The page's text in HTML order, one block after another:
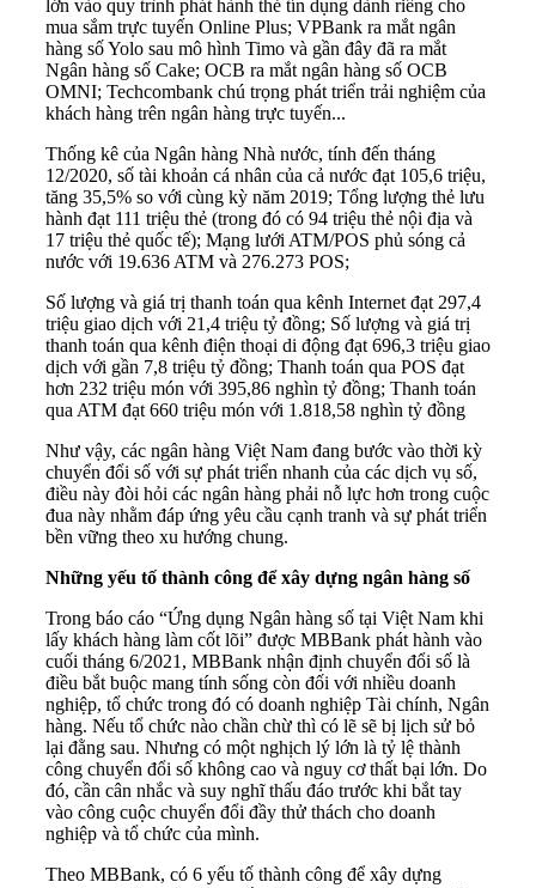
lớn vào quy trình phát hành thẻ tín dụng dành riêng cho
mua sắm trực tuyến Online Plus; VPBank ra mắt ngân
hàng số Yolo sau mô hình Timo và gần đây đã ra mắt
Ngân hàng số Cake; OCB ra mắt ngân hàng số OCB
OMNI; Techcombank chú trọng phát triển trải nghiệm của
khách hàng trên ngân hàng trực tuyến...
Thống kê của Ngân hàng Nhà nước, tính đến tháng
12/2020, số tài khoản cá nhân của cả nước đạt 105,6 triệu,
tăng 35,5% so với cùng kỳ năm 2019; Tổng lượng thẻ lưu
hành đạt 111 triệu thẻ (trong đó có 94 triệu thẻ nội địa và
17 triệu thẻ quốc tế); Mạng lưới ATM/POS phủ sóng cả
nước với 19.636 ATM và 276.273 POS;
Số lượng và giá trị thanh toán qua kênh Internet đạt 297,4
triệu giao dịch với 21,4 triệu tỷ đồng; Số lượng và giá trị
thanh toán qua kênh điện thoại di động đạt 696,3 triệu giao
dịch với gần 7,8 triệu tỷ đồng; Thanh toán qua POS đạt
hơn 232 triệu món với 395,86 nghìn tỷ đồng; Thanh toán
qua ATM đạt 660 triệu món với 1.818,58 nghìn tỷ đồng
Như vậy, các ngân hàng Việt Nam đang bước vào thời kỳ
chuyển đổi số với sự phát triển nhanh của các dịch vụ số,
điều này đòi hỏi các ngân hàng phải nỗ lực hơn trong cuộc
đua này nhằm đáp ứng yêu cầu cạnh tranh và sự phát triển
bền vững theo xu hướng chung.
Những yếu tố thành công để xây dựng ngân hàng số
Trong báo cáo “Ứng dụng Ngân hàng số tại Việt Nam khi
lấy khách hàng làm cốt lõi” được MBBank phát hành vào
cuối tháng 6/2021, MBBank nhận định chuyển đổi số là
điều bắt buộc mang tính sống còn đối với nhiều doanh
nghiệp, tổ chức trong đó có doanh nghiệp Tài chính, Ngân
hàng. Nếu tổ chức nào chần chừ thì có lẽ sẽ bị lịch sử bỏ
lại đằng sau. Nhưng có một nghịch lý lớn là tỷ lệ thành
công chuyển đổi số không cao và nguy cơ thất bại lớn. Do
đó, cần cân nhắc và suy nghĩ thấu đáo trước khi bắt tay
vào công cuộc chuyển đổi đầy thử thách cho doanh
nghiệp và tổ chức của mình.
Theo MBBank, có 6 yếu tố thành công để xây dựng